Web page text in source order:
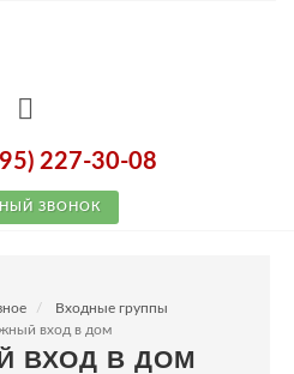
227-30-08
ЗВОНОК
Входные группы
вход в дом
ВХОД В ДОМ